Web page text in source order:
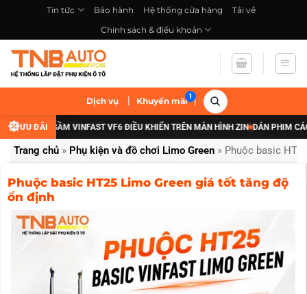
nội
dung
Tin tức Bảo hành Hệ thống cửa hàng
Tải về
Chính sách & điều khoản
Dịch vụ | Khuyến mãi |
ƯU ĐÃI
ĐÈN GẦM VINFAST VF6 ĐIỀU KHIỂN TRÊN MÀN HÌNH ZIN DÁN PHIM CÁCH
Trang chủ » Phụ kiện và đồ chơi Limo Green » Phuộc basic
Phuộc basic HT25 Limo Green giá tốt tăng độ
ổn định